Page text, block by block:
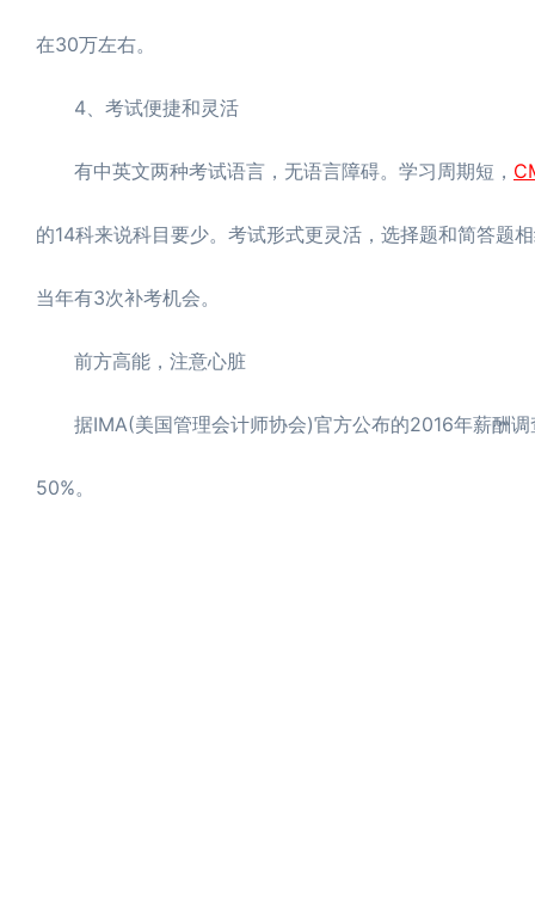
在30万左右。
4、考试便捷和灵活
有中英文两种考试语言，无语言障碍。学习周期短，
的14科来说科目要少。考试形式更灵活，选择题和简答题
当年有3次补考机会。
前方高能，注意心脏
据IMA(美国管理会计师协会)官方公布的2016年薪酬调
50%。